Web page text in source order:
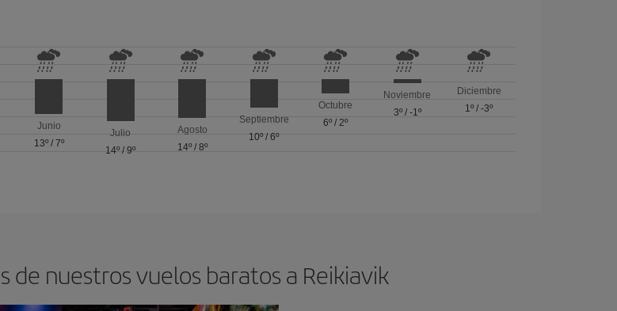
Junio
13º/ 7º
Julio
14º /9º
Agosto
14º/ 8º
Septiembre
10º/6º
Octubre
6º /2º
Noviembre
3º/ -1º
Diciembre
1º /-3º
de nuestros vuelos baratos a Reikiavik